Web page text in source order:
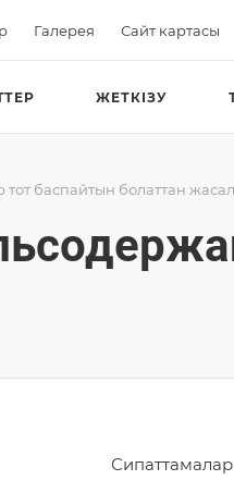
Галерея Сайт картасы
ЖЕТКІЗУ
баспайтын болаттан
Сипаттамалар